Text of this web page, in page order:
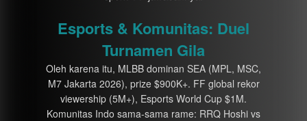
Esports & Komunitas: Duel
Turnamen Gila
Oleh karena itu, MLBB dominan SEA (MPL, MSC,
M7 Jakarta 2026), prize $900K+. FF global rekor
viewership (5M+), Esports World Cup $1M.
Komunitas Indo sama-sama rame: RRQ Hoshi vs